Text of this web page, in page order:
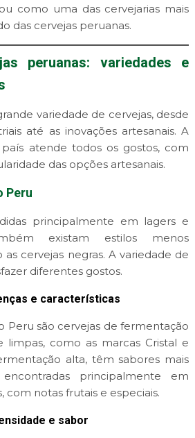
como uma das cervejarias mais
das cervejas peruanas.
peruanas: variedades e
variedade de cervejas, desde
até as inovações artesanais. A
atende todos os gostos, com
das opções artesanais.
Peru
principalmente em lagers e
existam estilos menos
cervejas negras. A variedade de
diferentes gostos.
e características
Peru são cervejas de fermentação
limpas, como as marcas Cristal e
alta, têm sabores mais
principalmente em
com notas frutais e especiais.
e sabor